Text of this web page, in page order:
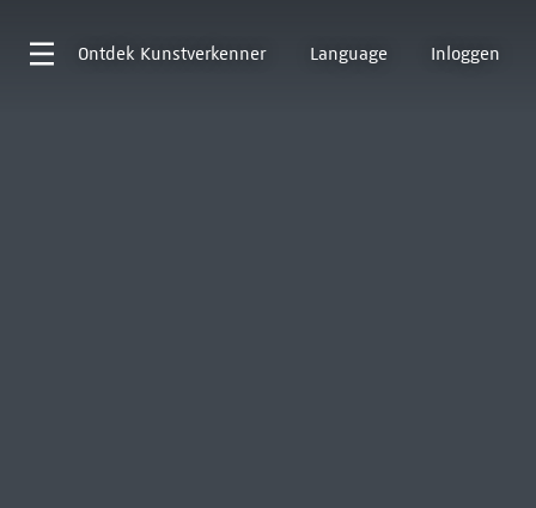
Ontdek Kunstverkenner Language Inloggen